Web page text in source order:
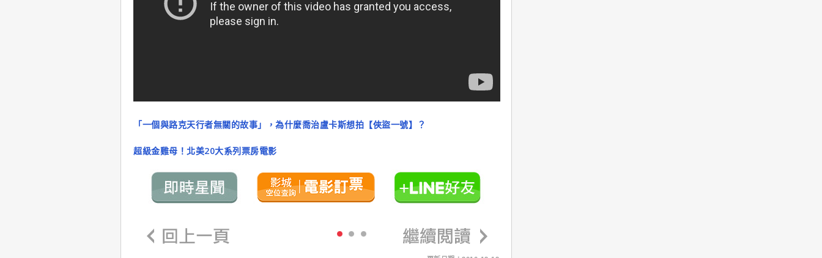
「一個與路克天行者無關的故事」，為什麼喬治盧卡斯想拍【俠盜一號】？
超級金雞母！北美20大系列票房電影